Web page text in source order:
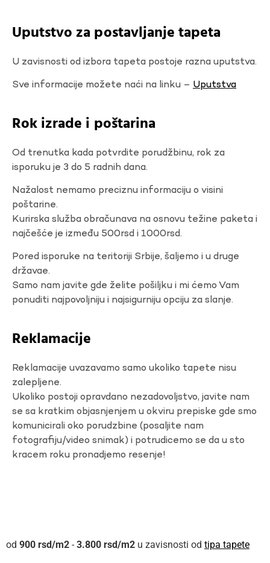
Uputstvo za postavljanje tapeta
U zavisnosti od izbora tapeta postoje razna uputstva.
Sve informacije možete naći na linku – Uputstva
Rok izrade i poštarina
Od trenutka kada potvrdite porudžbinu, rok za
isporuku je 3 do 5 radnih dana.
Nažalost nemamo preciznu informaciju o visini
poštarine.
Kurirska služba obračunava na osnovu težine paketa i
najčešće je između 500rsd i 1000rsd.
Pored isporuke na teritoriji Srbije, šaljemo i u druge
državae.
Samo nam javite gde želite pošiljku i mi ćemo Vam
ponuditi najpovoljniju i najsigurniju opciju za slanje.
Reklamacije
Reklamacije uvazavamo samo ukoliko tapete nisu
zalepljene.
Ukoliko postoji opravdano nezadovoljstvo, javite nam
se sa kratkim objasnjenjem u okviru prepiske gde smo
komunicirali oko porudzbine (posaljite nam
fotografiju/video snimak) i potrudicemo se da u sto
kracem roku pronadjemo resenje!
900 rsd - 3.800 rsd u zavisnosti od tipa tapete